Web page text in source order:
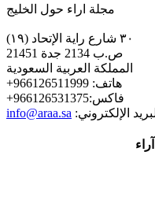
مجلة اراء حول الخليج
٣٠ شارع راية الإتحاد (١٩)
ص.ب 2134 جدة 21451
المملكة العربية السعودية
+هاتف: 966126511999
+فاكس:966126531375
info@araa.sa الإلكتروني